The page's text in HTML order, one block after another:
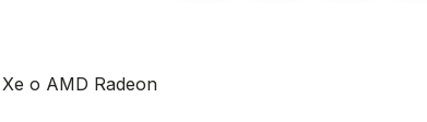
o AMD Radeon